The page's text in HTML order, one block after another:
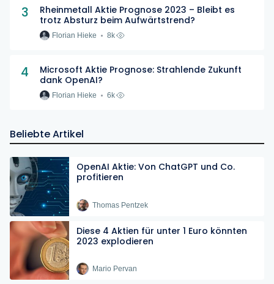
3
Rheinmetall Aktie Prognose 2023 – Bleibt es
trotz Absturz beim Aufwärtstrend?
Florian Hieke 8k
4
Microsoft Aktie Prognose: Strahlende Zukunft
dank OpenAI?
Florian Hieke 6k
Beliebte Artikel
OpenAI Aktie: Von ChatGPT und Co.
profitieren
Thomas Pentzek
Diese 4 Aktien für unter 1 Euro könnten
2023 explodieren
Mario Pervan